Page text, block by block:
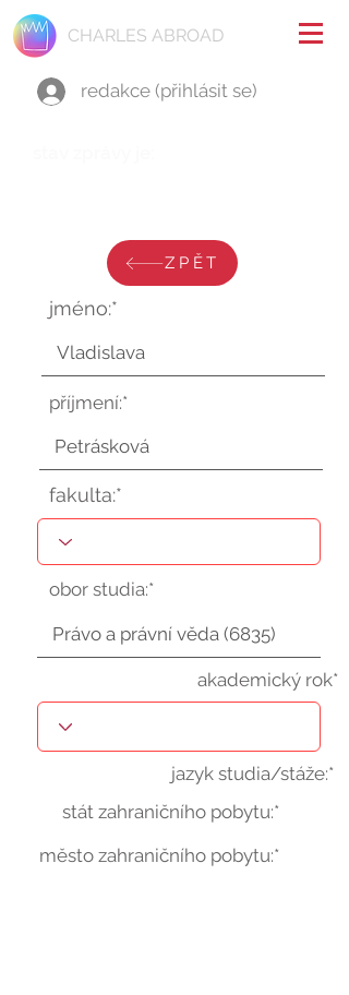
CHARLES ABROAD
redakce (přihlásit se)
ZPĚT
jméno:*
příjmení:*
fakulta:*
obor studia:*
akademický rok*
jazyk studia/stáže:*
stát zahraničního pobytu:*
město zahraničního pobytu:*